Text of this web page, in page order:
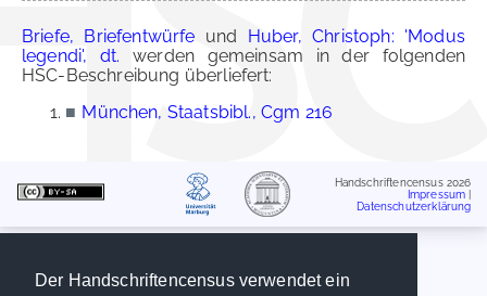
Der Handschriftencensus verwendet ein
Briefe, Briefentwürfe und Huber, Christoph: 'Modus
legendi', dt. werden gemeinsam in der folgenden
HSC-Beschreibung überliefert:
■ München, Staatsbibl., Cgm 216
Handschriftencensus 2026
Impressum
Datenschutzerklärung